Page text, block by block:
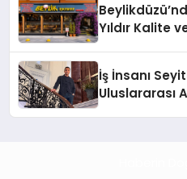
Yıldır Kalite
İş İnsanı
Uluslararası